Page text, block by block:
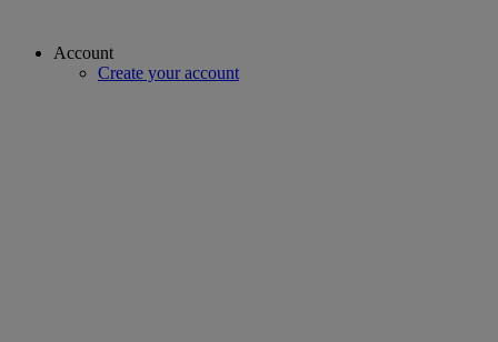
Account
Create your account